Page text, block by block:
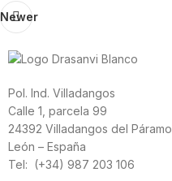
Newer
Pol. Ind. Villadangos
Calle 1, parcela 99
24392 Villadangos del Páramo
León – España
Tel: (+34) 987 203 106